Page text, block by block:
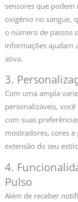
sensores que
oxigênio no sangue,
o número de passos
informações ajudam
ativa.
3.
Com uma ampla
personalizáveis,
com suas
mostradores, cores
extensão do seu
4.
Pulso
Além de receber